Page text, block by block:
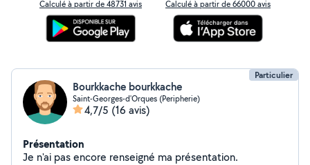
Calculé à partir de 48731 avis Calculé à partir de 66000 avis
Particulier
Bourkkache bourkkache
Saint-Georges-d'Orques (Peripherie)
4,7/5 (16 avis)
Présentation
Je n'ai pas encore renseigné ma présentation.